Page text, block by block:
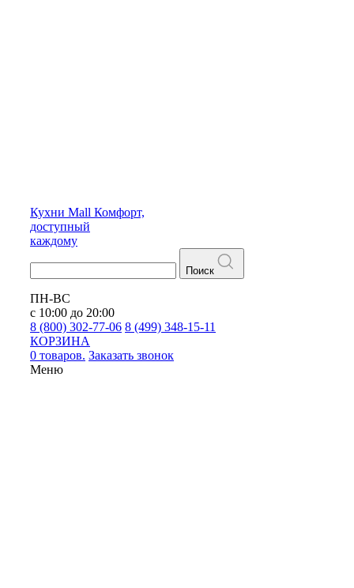
Кухни Mall Комфорт,
доступный
каждому
Поиск
ПН-ВС
с 10:00 до 20:00
8 (800) 302-77-06 8 (499) 348-15-11
КОРЗИНА
0 товаров. Заказать звонок
Меню